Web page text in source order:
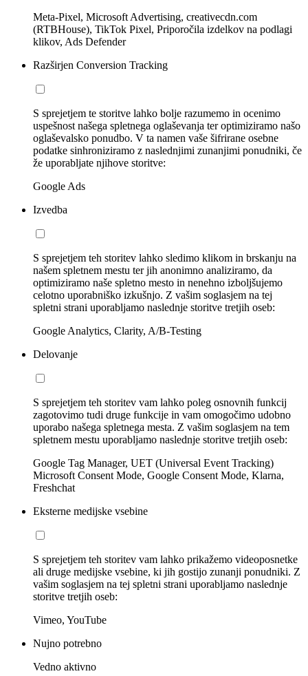
Meta-Pixel, Microsoft Advertising, creativecdn.com
(RTBHouse), TikTok Pixel, Priporočila izdelkov na podlagi
klikov, Ads Defender
Razširjen Conversion Tracking
S sprejetjem te storitve lahko bolje razumemo in ocenimo
uspešnost našega spletnega oglaševanja ter optimiziramo našo
oglaševalsko ponudbo. V ta namen vaše šifrirane osebne
podatke sinhroniziramo z naslednjimi zunanjimi ponudniki, če
že uporabljate njihove storitve:
Google Ads
Izvedba
S sprejetjem teh storitev lahko sledimo klikom in brskanju na
našem spletnem mestu ter jih anonimno analiziramo, da
optimiziramo naše spletno mesto in nenehno izboljšujemo
celotno uporabniško izkušnjo. Z vašim soglasjem na tej
spletni strani uporabljamo naslednje storitve tretjih oseb:
Google Analytics, Clarity, A/B-Testing
Delovanje
S sprejetjem teh storitev vam lahko poleg osnovnih funkcij
zagotovimo tudi druge funkcije in vam omogočimo udobno
uporabo našega spletnega mesta. Z vašim soglasjem na tem
spletnem mestu uporabljamo naslednje storitve tretjih oseb:
Google Tag Manager, UET (Universal Event Tracking)
Microsoft Consent Mode, Google Consent Mode, Klarna,
Freshchat
Eksterne medijske vsebine
S sprejetjem teh storitev vam lahko prikažemo videoposnetke
ali druge medijske vsebine, ki jih gostijo zunanji ponudniki. Z
vašim soglasjem na tej spletni strani uporabljamo naslednje
storitve tretjih oseb:
Vimeo, YouTube
Nujno potrebno
Vedno aktivno